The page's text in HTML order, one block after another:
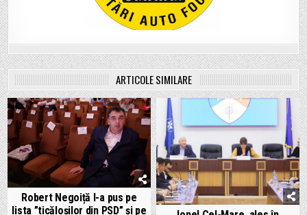
ARTICOLE SIMILARE
Robert Negoiță l-a pus pe
lista ”ticăloșilor din PSD” și pe